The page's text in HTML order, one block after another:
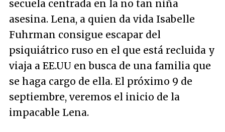
secuela centrada en la no tan niña
asesina. Lena, a quien da vida Isabelle
Fuhrman consigue escapar del
psiquiátrico ruso en el que está recluida y
viaja a EE.UU en busca de una familia que
se haga cargo de ella. El próximo 9 de
septiembre, veremos el inicio de la
impacable Lena.